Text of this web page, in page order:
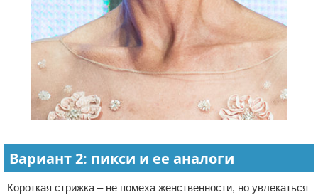
Вариант 2: пикси и ее аналоги
Короткая стрижка – не помеха женственности, но увлекаться